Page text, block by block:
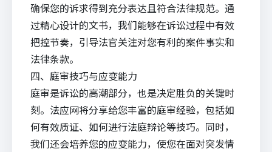
确保您的诉求得到充分表达且符合法律规范。通
过精心设计的文书，我们能够在诉讼过程中有效
把控节奏，引导法官关注对您有利的案件事实和
法律条款。
四、庭审技巧与应变能力
庭审是诉讼的高潮部分，也是决定胜负的关键时
刻。法应网将分享给您丰富的庭审经验，包括如
何有效质证、如何进行法庭辩论等技巧。同时，
我们还会培养您的应变能力，使您在面对突发情